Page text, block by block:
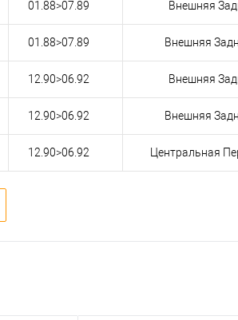
01.88>07.89 Внешняя
01.88>07.89 Внешняя
12.90>06.92 Внешняя
12.90>06.92 Внешняя
12.90>06.92 Центральная